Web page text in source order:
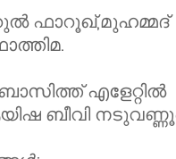
ഫാറൂഖ്,മുഹമ്മദ്
എളേറ്റിൽ
ബീവി